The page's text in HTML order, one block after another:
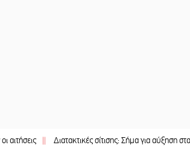
|| Διατακτικές σίτισης: Σήμα για αύξηση στα 10 ευρώ